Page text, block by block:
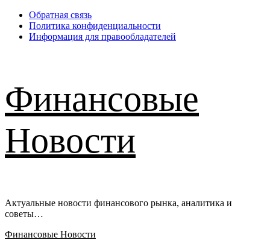
Перейти
содержимому
Обратная связь
Политика конфиденциальности
Информация для правообладателей
Финансовые
Новости
Актуальные новости финансового рынка, аналитика и
советы…
Основное
Финансовые Новости